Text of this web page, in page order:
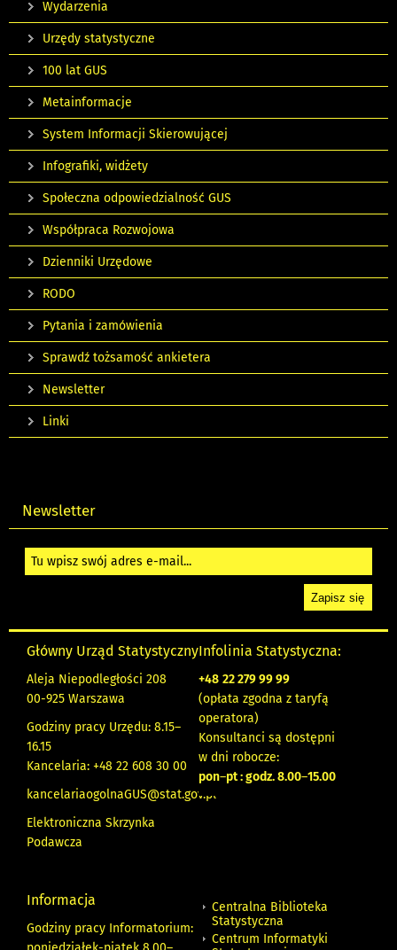
Wydarzenia
Urzędy statystyczne
100 lat GUS
Metainformacje
System Informacji Skierowującej
Infografiki, widżety
Społeczna odpowiedzialność GUS
Współpraca Rozwojowa
Dzienniki Urzędowe
RODO
Pytania i zamówienia
Sprawdź tożsamość ankietera
Newsletter
Linki
Newsletter
Główny Urząd Statystyczny
Aleja Niepodległości 208
00-925 Warszawa
Godziny pracy Urzędu: 8.15–
16.15
Kancelaria: +48 22 608 30 00
kancelariaogolnaGUS@stat.gov.pl
Elektroniczna Skrzynka
Podawcza
Infolinia Statystyczna:
+48 22 279 99 99
(opłata zgodna z taryfą
operatora)
Konsultanci są dostępni
w dni robocze:
pon–pt : godz. 8.00–15.00
Informacja
Godziny pracy Informatorium:
Centralna Biblioteka
Statystyczna
Centrum Informatyki